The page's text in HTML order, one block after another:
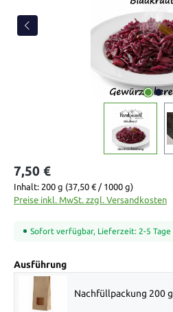
7,50 €
Inhalt: 200 g (37,50 € / 1000 g)
Preise inkl. MwSt. zzgl. Versandkosten
Sofort verfügbar, Lieferzeit: 2-5 Tage
Ausführungauswählen
Nachfüllpackung 200 g